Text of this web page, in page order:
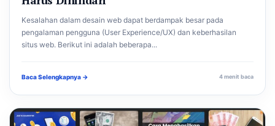
Kesalahan dalam desain web dapat berdampak besar pada
pengalaman pengguna (User Experience/UX) dan keberhasilan
situs web. Berikut ini adalah beberapa...
Baca Selengkapnya → 4 menit baca